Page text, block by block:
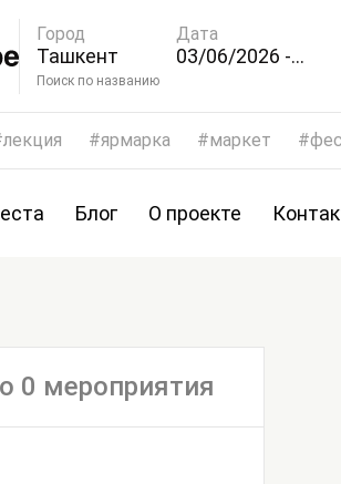
Город
Ташкент
Дата
03/06/2026 -
Поиск по названию
лекция ярмарка маркет
Блог О проекте
0 мероприятия